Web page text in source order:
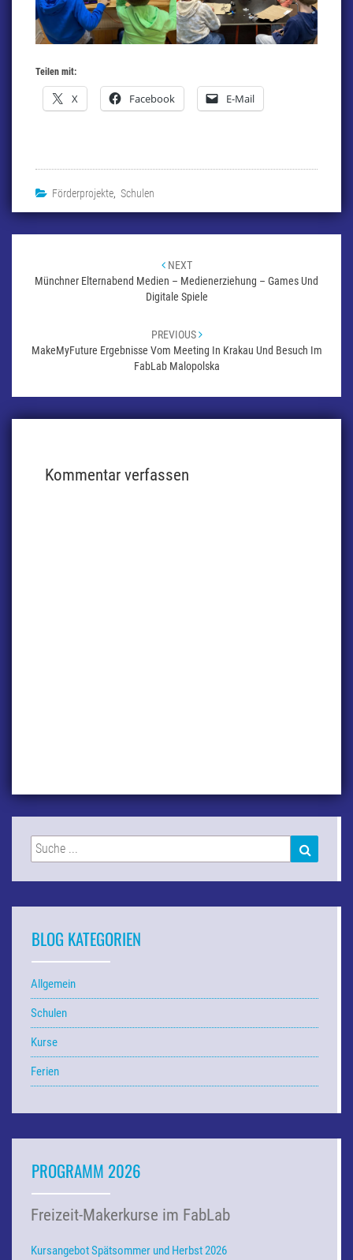
Teilen mit:
X Facebook E-Mail
Förderprojekte, Schulen
NEXT
Münchner Elternabend Medien – Medienerziehung – Games Und
Digitale Spiele
PREVIOUS
MakeMyFuture Ergebnisse Vom Meeting In Krakau Und Besuch Im
FabLab Malopolska
Kommentar verfassen
Suchen
nach:
BLOG KATEGORIEN
Allgemein
Schulen
Kurse
Ferien
PROGRAMM 2026
Freizeit-Makerkurse im FabLab
Kursangebot Spätsommer und Herbst 2026